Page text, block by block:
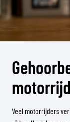
Veel motorrijders